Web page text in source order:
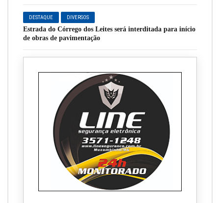
DESTAQUE DIVERSOS
Estrada do Córrego dos Leites será interditada para início
de obras de pavimentação